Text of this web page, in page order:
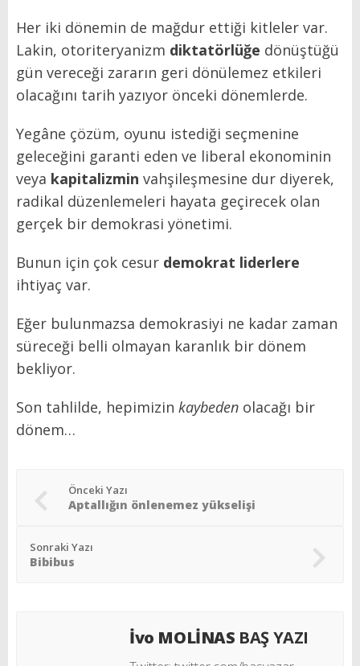
Her iki dönemin de mağdur ettiği kitleler var.
Lakin, otoriteryanizm diktatörlüğe dönüştüğü
gün vereceği zararın geri dönülemez etkileri
olacağını tarih yazıyor önceki dönemlerde.
Yegâne çözüm, oyunu istediği seçmenine
geleceğini garanti eden ve liberal ekonominin
veya kapitalizmin vahşileşmesine dur diyerek,
radikal düzenlemeleri hayata geçirecek olan
gerçek bir demokrasi yönetimi.
Bunun için çok cesur demokrat liderlere
ihtiyaç var.
Eğer bulunmazsa demokrasiyi ne kadar zaman
süreceği belli olmayan karanlık bir dönem
bekliyor.
Son tahlilde, hepimizin kaybeden olacağı bir
dönem…
Önceki Yazı
Aptallığın önlenemez yükselişi
Sonraki Yazı
Bibibus
İvo MOLİNAS BAŞ YAZI